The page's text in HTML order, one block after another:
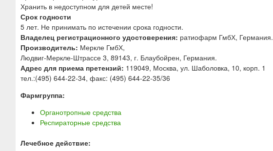
Хранить в недоступном для детей месте!
Срок годности
5 лет. Не принимать по истечении срока годности.
Владелец регистрационного удостоверения: ратиофарм ГмбХ, Германия.
Производитель: Меркле ГмбХ,
Людвиг-Меркле-Штрассе 3, 89143, г. Блаубойрен, Германия.
Адрес для приема претензий: 119049, Москва, ул. Шаболовка, 10, корп. 1
тел.:(495) 644-22-34, факс: (495) 644-22-35/36
Фармгруппа:
Органотропные средства
Респираторные средства
Лечебное действие: